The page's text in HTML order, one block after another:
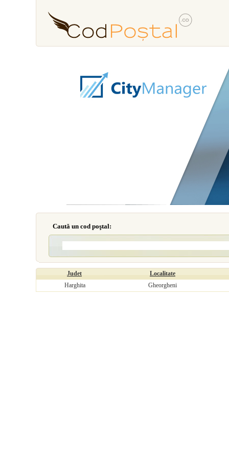
Caută un cod poştal:
Judet
Localitate
Harghita
Gheorgheni